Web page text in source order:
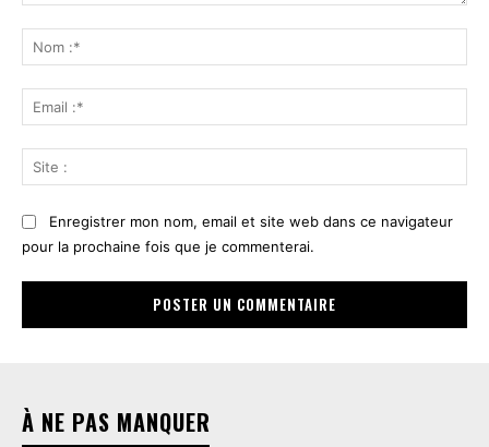
:*
:*
:
Enregistrer mon nom, email et site web dans ce navigateur
pour la prochaine fois que je commenterai.
À NE PAS MANQUER